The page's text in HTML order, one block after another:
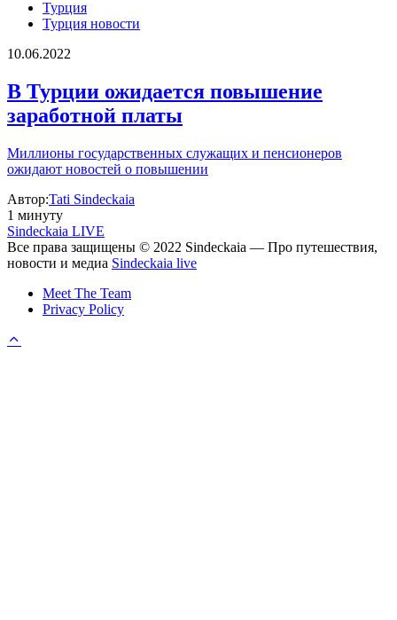
Турция
Турция новости
10.06.2022
В Турции ожидается повышение
заработной платы
Миллионы государственных служащих и пенсионеров
ожидают новостей о повышении
Автор:Tati Sindeckaia
1 минуту
Sindeckaia LIVE
Все права защищены © 2022 Sindeckaia — Про путешествия,
новости и медиа Sindeckaia live
Meet The Team
Privacy Policy